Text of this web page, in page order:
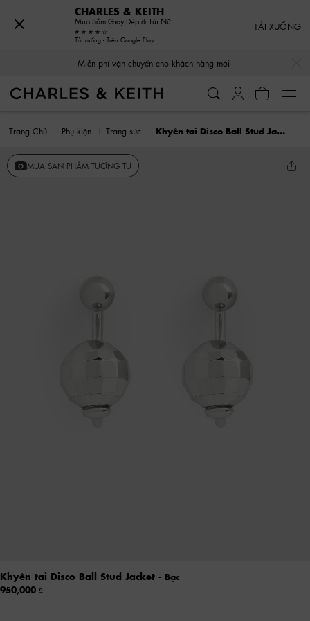
Miễn phí vận chuyển cho khách hàng mới
Trang Chủ Phụ kiện Trang sức Khyên tai Disco Ball Stud Jacket
MUA SẢN PHẨM TƯƠNG TỰ
Khyên tai Disco Ball Stud Jacket - Bạc
950,000
CHARLES & KEITH
Mua Sắm Giày Dép & Túi Nữ
Tải xuống - Trên Google Play
TẢI XUỐNG